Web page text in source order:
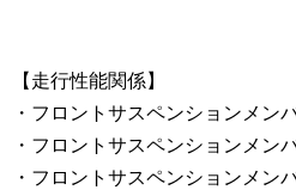
【走行性能関係】
・フロントサスペンションメン
・フロントサスペンションメン
・フロントサスペンションメン